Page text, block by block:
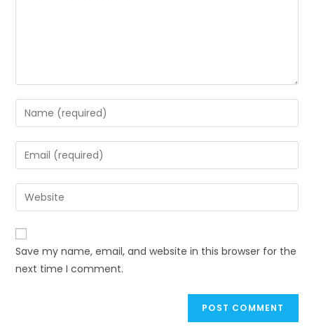
Save my name, email, and website in this browser for the
next time I comment.